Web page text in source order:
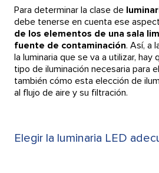
Para determinar la clase de
debe tenerse en cuenta ese
de los elementos de una sala
fuente de contaminación. Así, a
la luminaria que se va a utilizar, hay
tipo de iluminación necesaria para
también cómo esta elección de
al flujo de aire y su filtración.
Elegir la luminaria LED